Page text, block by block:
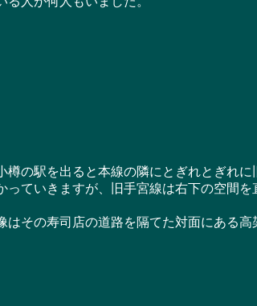
の駅を出ると本線の隣にとぎれとぎれ
っていきますが、旧手宮線は右下の空間
その寿司店の道路を隔てた対面にある